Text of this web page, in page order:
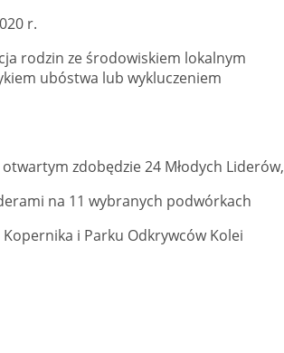
r.
rodzin ze środowiskiem lokalnym
ubóstwa lub wykluczeniem
zdobędzie 24 Młodych Liderów,
na 11 wybranych podwórkach
i Parku Odkrywców Kolei